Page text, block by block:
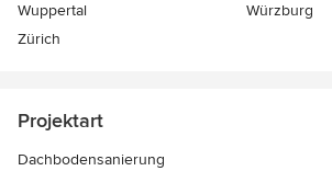
Wuppertal
Würzburg
Zürich
Projektart
Dachbodensanierung